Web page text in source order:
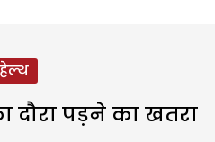
हेल्थ
दौरा पड़ने का खतरा